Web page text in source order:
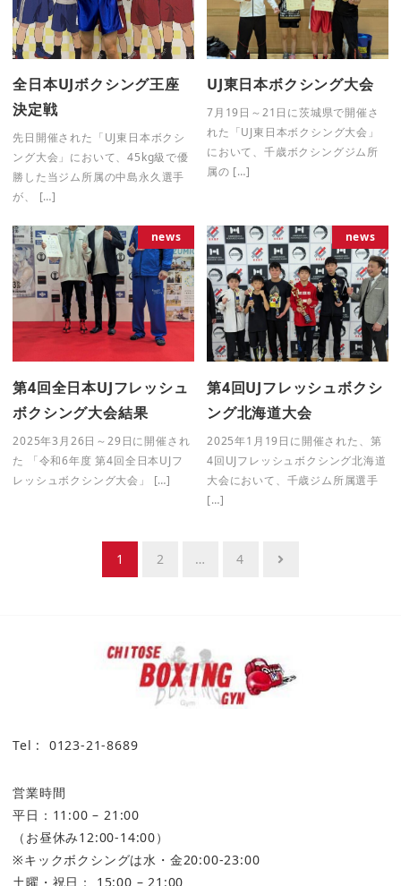
全日本UJボクシング王座
決定戦
先日開催された「UJ東日本ボクシ
ング大会」において、45kg級で優
勝した当ジム所属の中島永久選手
が、 […]
UJ東日本ボクシング大会
7月19日～21日に茨城県で開催さ
れた「UJ東日本ボクシング大会」
において、千歳ボクシングジム所
属の […]
news
第4回全日本UJフレッシュ
ボクシング大会結果
2025年3月26日～29日に開催され
た 「令和6年度 第4回全日本UJフ
レッシュボクシング大会」 […]
news
第4回UJフレッシュボクシ
ング北海道大会
2025年1月19日に開催された、第
4回UJフレッシュボクシング北海道
大会において、千歳ジム所属選手
[…]
ョ
1 2 … 4
Tel : 0123-21-8689
営業時間
平日：11:00 – 21:00
（お昼休み12:00-14:00）
※キックボクシングは水・金20:00-23:00
土曜・祝日： 15:00 – 21:00